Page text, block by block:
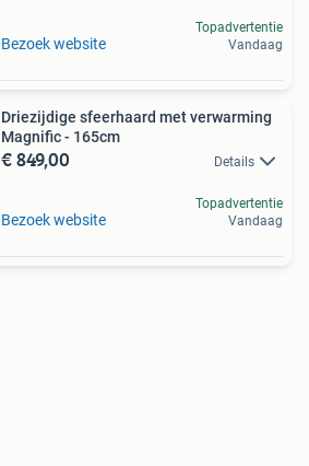
Bezoek website
Topadvertentie
Vandaag
Driezijdige sfeerhaard met verwarming
Magnific - 165cm
€ 849,00 Details
Bezoek website
Topadvertentie
Vandaag